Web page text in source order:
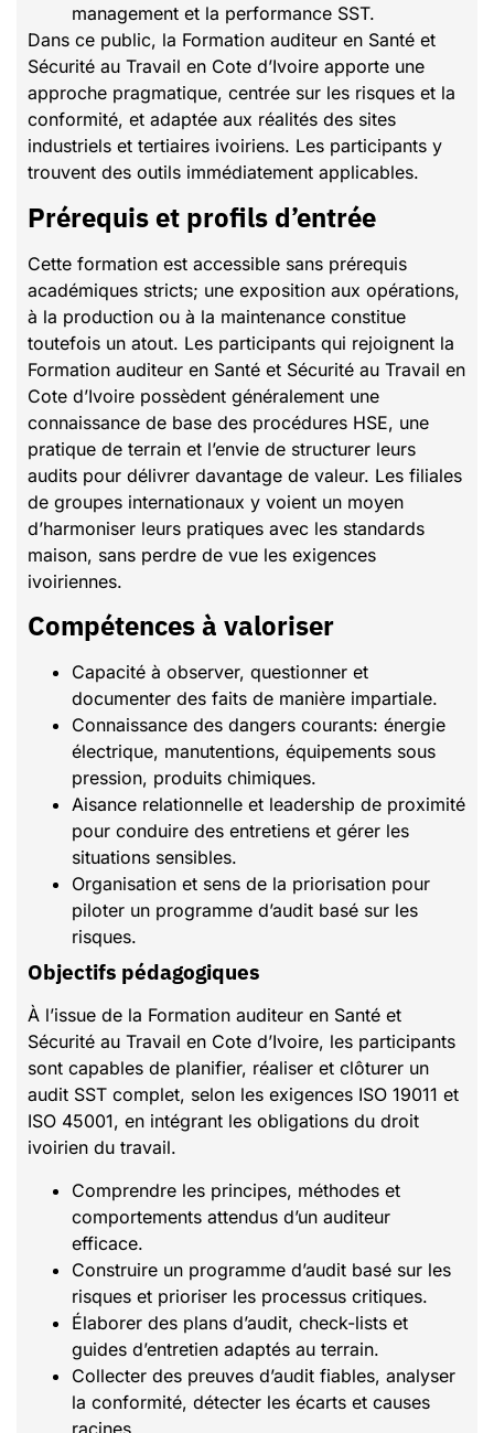
management et la performance SST.
Dans ce public, la Formation auditeur en Santé et
Sécurité au Travail en Cote d’Ivoire apporte une
approche pragmatique, centrée sur les risques et la
conformité, et adaptée aux réalités des sites
industriels et tertiaires ivoiriens. Les participants y
trouvent des outils immédiatement applicables.
Prérequis et profils d’entrée
Cette formation est accessible sans prérequis
académiques stricts; une exposition aux opérations,
à la production ou à la maintenance constitue
toutefois un atout. Les participants qui rejoignent la
Formation auditeur en Santé et Sécurité au Travail en
Cote d’Ivoire possèdent généralement une
connaissance de base des procédures HSE, une
pratique de terrain et l’envie de structurer leurs
audits pour délivrer davantage de valeur. Les filiales
de groupes internationaux y voient un moyen
d’harmoniser leurs pratiques avec les standards
maison, sans perdre de vue les exigences
ivoiriennes.
Compétences à valoriser
Capacité à observer, questionner et
documenter des faits de manière impartiale.
Connaissance des dangers courants: énergie
électrique, manutentions, équipements sous
pression, produits chimiques.
Aisance relationnelle et leadership de proximité
pour conduire des entretiens et gérer les
situations sensibles.
Organisation et sens de la priorisation pour
piloter un programme d’audit basé sur les
risques.
Objectifs pédagogiques
À l’issue de la Formation auditeur en Santé et
Sécurité au Travail en Cote d’Ivoire, les participants
sont capables de planifier, réaliser et clôturer un
audit SST complet, selon les exigences ISO 19011 et
ISO 45001, en intégrant les obligations du droit
ivoirien du travail.
Comprendre les principes, méthodes et
comportements attendus d’un auditeur
efficace.
Construire un programme d’audit basé sur les
risques et prioriser les processus critiques.
Élaborer des plans d’audit, check-lists et
guides d’entretien adaptés au terrain.
Collecter des preuves d’audit fiables, analyser
la conformité, détecter les écarts et causes
racines.